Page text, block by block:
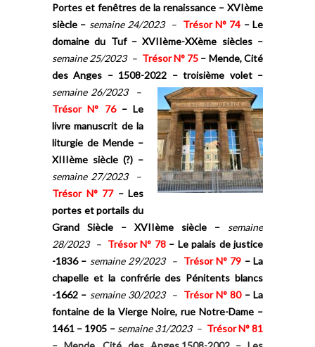
Portes et fenêtres de la renaissance – XVIème
siècle – semaine 24/2023 – Trésor N° 74 –Le
domaine du Tuf – XVIIème-XXème siècles–
semaine 25/2023 – TrésorN° 75 – Mende, Cité
des Anges – 1508-2022 – troisième volet –
semaine 26/2023 –
Trésor N° 76– Le
livre manuscrit de la
liturgie de Mende –
XIIIème siècle (?) –
semaine 27/2023 –
Trésor N° 77 – Les
portes et portails du
Grand Siècle – XVIIème siècle – semaine
28/2023 – Trésor N° 78– Le palais de justice
-1836 – semaine 29/2023 –Trésor N° 79 –La
chapelle et la confrérie des Pénitents blancs
-1662 – semaine 30/2023 – Trésor N° 80–La
fontaine de la Vierge Noire, rue Notre-Dame –
1461 – 1905 – semaine 31/2023 – Trésor N° 81